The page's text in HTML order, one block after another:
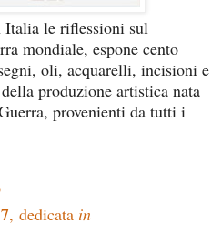
Italia le riflessioni sul
mondiale, espone cento
oli, acquarelli, incisioni e
produzione artistica nata
provenienti da tutti i
, dedicata in